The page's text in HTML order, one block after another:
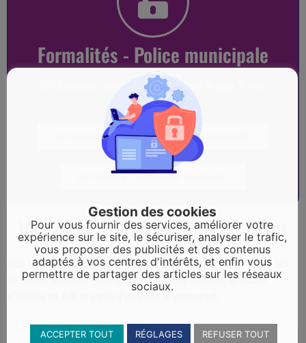
Formalités - Police municipale
Les documents sont téléchargeables sur la page "Police
municipale"
Occupation espace public (déménagement)
Formulaire "Tranquilité vacances"
Vos démarches auprès de l'Etat
Vous trouverez ci-dessous, les informations relatives à l’ensemble des
formalités administratives de l’Etat.Comme indiqué, la mairie
d’Yffiniac ne fait ni carte d’identité ni passeport.
Gestion des cookies
Pour vous fournir des services, améliorer votre
expérience sur le site, le sécuriser, analyser le trafic,
vous proposer des publicités et des contenus
adaptés à vos centres d'intérêts, et enfin vous
permettre de partager des articles sur les réseaux
sociaux.
ACCEPTER TOUT RÉGLAGES REFUSER TOUT